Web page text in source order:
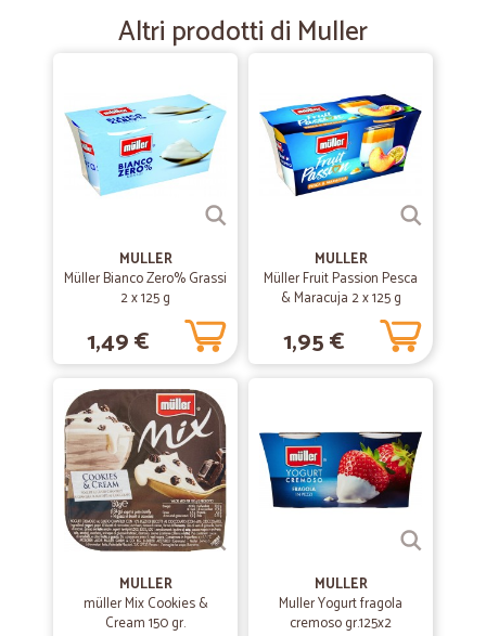
Molto precisi
Molto precisi
18/06/2021
Adriano P.
tutto ok , servizio perfetto
20/05/2021
Trustpilot
5 stelle sono poche...servizio…
5 stelle sono poche...servizio perfetto,azienda seria puntuale e
precisa!la consiglio!! Ottimo servizio,complimenti,corriere molto
gentile.
18/07/2020
—Paolo P.
Altri prodotti di Muller
MULLER
Müller Bianco Zero% Grassi
2 x 125 g
1,49 €
MULLER
Müller Fruit Passion Pesca
& Maracuja 2 x 125 g
1,95 €
MULLER
müller Mix Cookies &
Cream 150 gr.
MULLER
Muller Yogurt fragola
cremoso gr.125x2